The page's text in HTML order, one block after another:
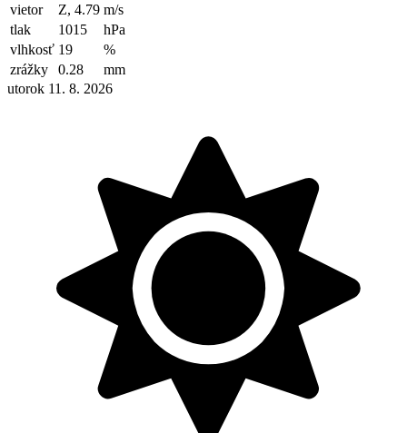
vietor
Z, 4.79 m/s
tlak
1015
hPa
vlhkosť 19
%
zrážky
0.28
mm
utorok 11. 8. 2026